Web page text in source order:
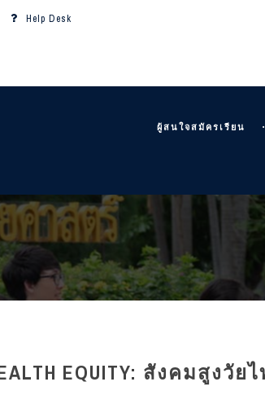
Help Desk
ผู้สนใจสมัครเรียน
HEALTH EQUITY: สังคม